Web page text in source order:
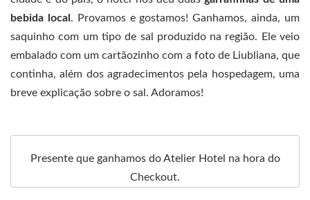
bebida local . Provamos e gostamos! Ganhamos, ainda, um
saquinho com um tipo de sal produzido na região. Ele veio
embalado com um cartãozinho com a foto de Liubliana, que
continha, além dos agradecimentos pela hospedagem, uma
breve explicação sobre o sal. Adoramos!
Presente que ganhamos do Atelier Hotel na hora do
Checkout.